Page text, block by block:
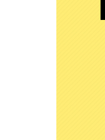
있어 보이려
답을 왜 벌써
망함을 계획
상품에 어떤
목표는 돈을
함께 일하는